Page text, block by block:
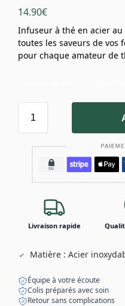
14.90€
Infuseur à thé en acier
toutes les saveurs de vos
pour chaque amateur de
Livraison rapide
Matière : Acier
Équipe à votre écoute
Colis préparés avec soin
Retour sans complications